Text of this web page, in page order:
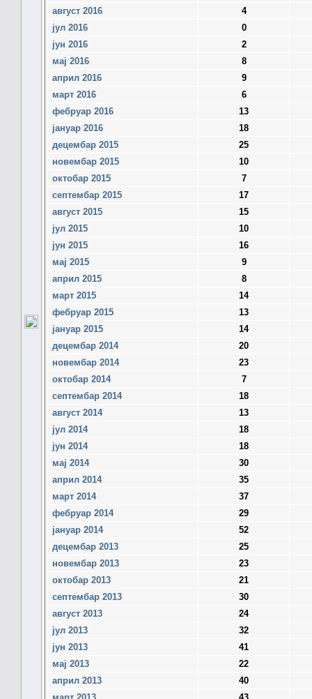
август 2016
4
јул 2016
0
јун 2016
2
мај 2016
8
април 2016
9
март 2016
6
фебруар 2016
13
јануар 2016
18
децембар 2015
25
новембар 2015
10
октобар 2015
7
септембар 2015
17
август 2015
15
јул 2015
10
јун 2015
16
мај 2015
9
април 2015
8
март 2015
14
фебруар 2015
13
јануар 2015
14
децембар 2014
20
новембар 2014
23
октобар 2014
7
септембар 2014
18
август 2014
13
јул 2014
18
јун 2014
18
мај 2014
30
април 2014
35
март 2014
37
фебруар 2014
29
јануар 2014
52
децембар 2013
25
новембар 2013
23
октобар 2013
21
септембар 2013
30
август 2013
24
јул 2013
32
јун 2013
41
мај 2013
22
април 2013
40